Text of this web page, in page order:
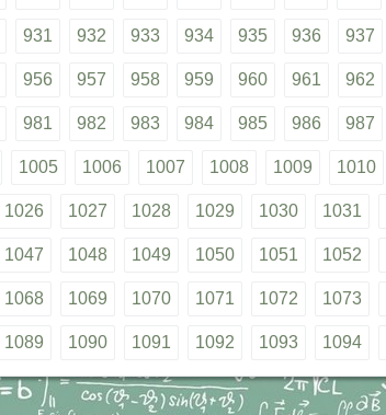
931 932 933 934 935 936 937
956 957 958 959 960 961 962
981 982 983 984 985 986 987
1005 1006 1007 1008 1009 1010
1026 1027 1028 1029 1030 1031
1047 1048 1049 1050 1051 1052
1068 1069 1070 1071 1072 1073
1089 1090 1091 1092 1093 1094